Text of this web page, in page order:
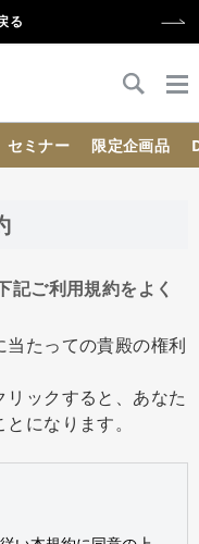
る
セミナー 限定企画品
記ご利用規約をよく
たっての貴殿の権利
リックすると、あなた
になります。